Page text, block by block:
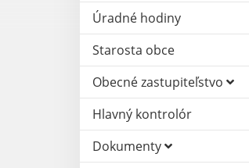
Úradné hodiny
Starosta obce
Obecné zastupiteľstvo
Hlavný kontrolór
Dokumenty